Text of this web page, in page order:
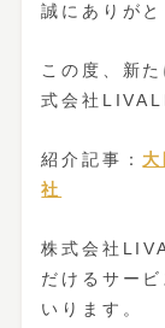
誠にありがと
この度、新た
式会社
紹介記事：
社
株式会社
だけるサー
いります。